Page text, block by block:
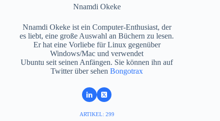
Nnamdi Okeke
Nnamdi Okeke ist ein Computer-Enthusiast, der
es liebt, eine große Auswahl an Büchern zu lesen.
Er hat eine Vorliebe für Linux gegenüber
Windows/Mac und verwendet
Ubuntu seit seinen Anfängen. Sie können ihn auf
Twitter über sehenBongotrax
ARTIKEL: 299